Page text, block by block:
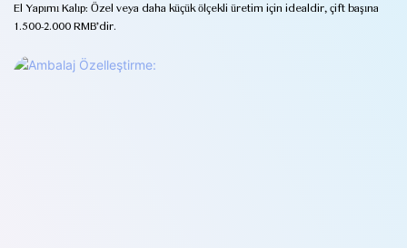
El Yapımı Kalıp: Özel veya daha küçük ölçekli üretim için idealdir, çift başına
1.500-2.000 RMB'dir.